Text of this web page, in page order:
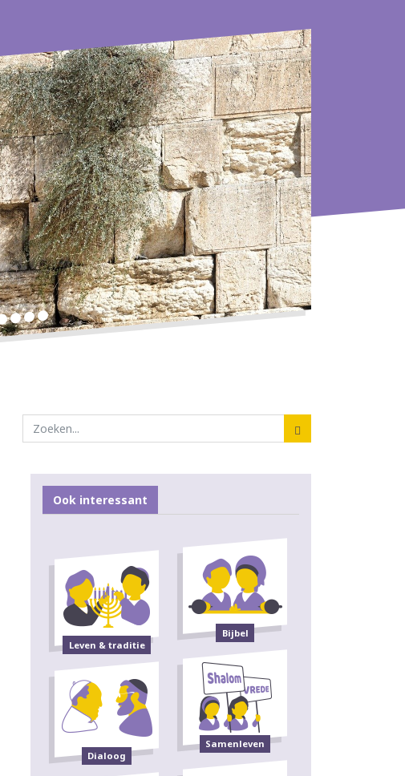
Ook interessant
Leven & traditie
Bijbel
Dialoog
Samenleven